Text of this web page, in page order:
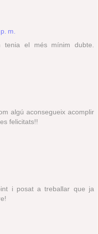
m.
el més mínim dubte.
algú aconsegueix acomplir
felicitats!!
i posat a treballar que ja